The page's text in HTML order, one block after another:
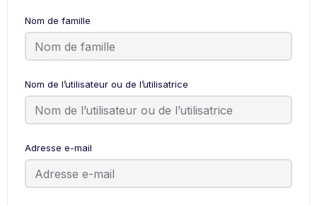
Nom de famille
Nom de l’utilisateur ou de l’utilisatrice
Adresse e-mail